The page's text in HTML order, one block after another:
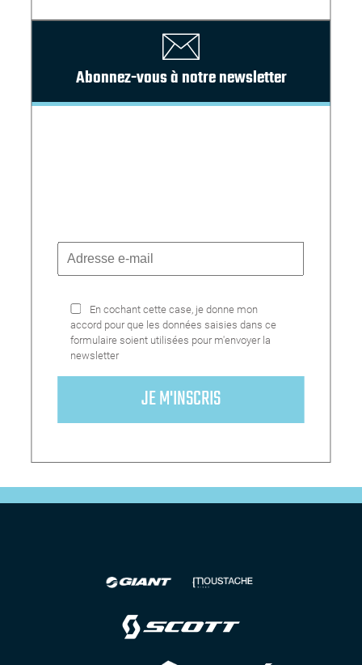
Abonnez-vous à notre newsletter
En cochant cette case, je donne mon
accord pour que les données saisies dans ce
formulaire soient utilisées pour m'envoyer la
newsletter